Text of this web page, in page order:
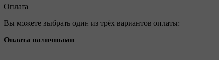
Оплата
Вы можете выбрать один из трёх вариантов оплаты:
Оплата наличными